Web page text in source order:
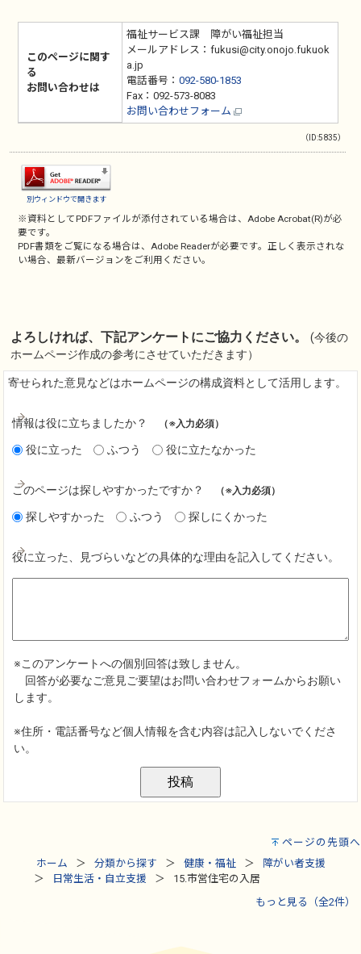
このページに関す
る
お問い合わせは
福祉サービス課 障がい福祉担当
メールアドレス：fukusi@city.onojo.fukuok
a.jp
電話番号： 092-580-1853
Fax：092-573-8083
お問い合わせフォーム
（ID:5835）
別ウィンドウで開きます
※資料としてPDFファイルが添付されている場合は、Adobe Acrobat(R)が必
要です。
PDF書類をご覧になる場合は、Adobe Readerが必要です。正しく表示されな
い場合、最新バージョンをご利用ください。
ページの先頭へ
ホーム
分類から探す 健康・福祉
障がい者支援
日常生活・自立支援
15.市営住宅の入居
もっと見る（全2件）